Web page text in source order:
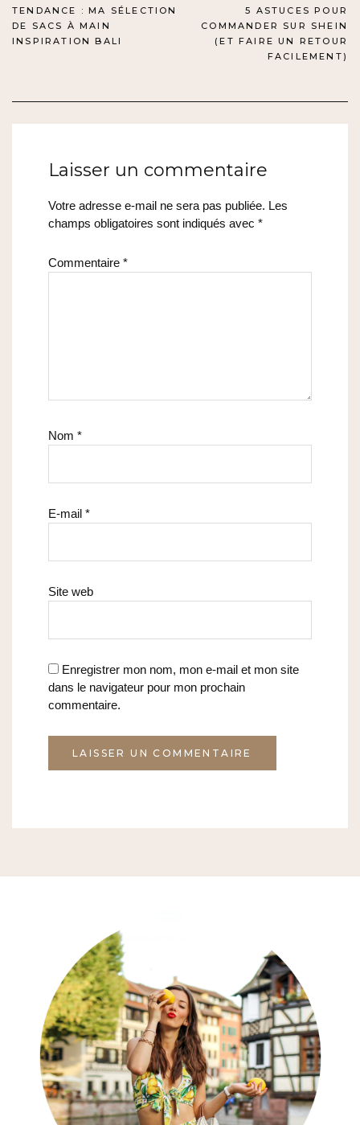
NAVIGATION
DE
TENDANCE : MA SÉLECTION
DE SACS À MAIN
INSPIRATION BALI
5 ASTUCES POUR
COMMANDER SUR SHEIN
(ET FAIRE UN RETOUR
FACILEMENT)
Laisser un commentaire
Votre adresse e-mail ne sera pas publiée. Les
champs obligatoires sont indiqués avec *
Commentaire *
Nom *
E-mail *
Site web
Enregistrer mon nom, mon e-mail et mon site
dans le navigateur pour mon prochain
commentaire.